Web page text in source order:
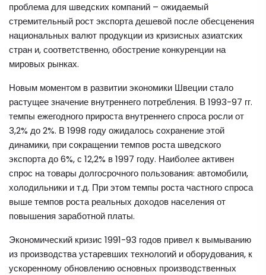
проблема для шведских компаний – ожидаемый
стремительный рост экспорта дешевой после обесценения
национальных валют продукции из кризисных азиатских
стран и, соответственно, обострение конкуренции на
мировых рынках.
Новым моментом в развитии экономики Швеции стало
растущее значение внутреннего потребления. В 1993-97 гг.
темпы ежегодного прироста внутреннего спроса росли от
3,2% до 2%. В 1998 году ожидалось сохранение этой
динамики, при сокращении темпов роста шведского
экспорта до 6%, с 12,2% в 1997 году. Наиболее активен
спрос на товары долгосрочного пользования: автомобили,
холодильники и т.д. При этом темпы роста частного спроса
выше темпов роста реальных доходов населения от
повышения заработной платы.
Экономический кризис 1991-93 годов привел к вымыванию
из производства устаревших технологий и оборудования, к
ускоренному обновлению основных производственных